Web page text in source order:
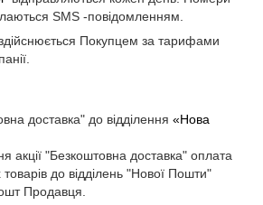
SMS -повідомленням.
Покупцем за тарифами
доставка" до відділення «Нова
акції "Безкоштовна доставка" оплата
товарів до відділень "Нової Пошти"
Продавця.